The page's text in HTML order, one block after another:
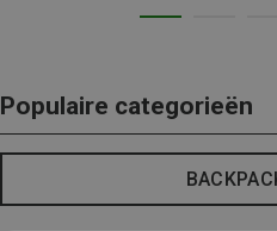
Populaire categorieën